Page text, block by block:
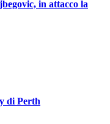
in attacco la
di Perth